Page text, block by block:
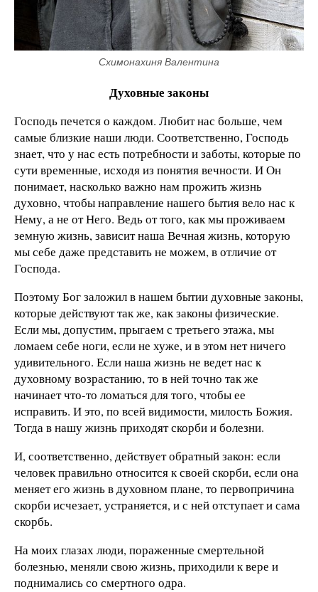
Схимонахиня Валентина
Духовные законы
Господь печется о каждом. Любит нас больше, чем
самые близкие наши люди. Соответственно, Господь
знает, что у нас есть потребности и заботы, которые по
сути временные, исходя из понятия вечности. И Он
понимает, насколько важно нам прожить жизнь
духовно, чтобы направление нашего бытия вело нас к
Нему, а не от Него. Ведь от того, как мы проживаем
земную жизнь, зависит наша Вечная жизнь, которую
мы себе даже представить не можем, в отличие от
Господа.
Поэтому Бог заложил в нашем бытии духовные законы,
которые действуют так же, как законы физические.
Если мы, допустим, прыгаем с третьего этажа, мы
ломаем себе ноги, если не хуже, и в этом нет ничего
удивительного. Если наша жизнь не ведет нас к
духовному возрастанию, то в ней точно так же
начинает что-то ломаться для того, чтобы ее
исправить. И это, по всей видимости, милость Божия.
Тогда в нашу жизнь приходят скорби и болезни.
И, соответственно, действует обратный закон: если
человек правильно относится к своей скорби, если она
меняет его жизнь в духовном плане, то первопричина
скорби исчезает, устраняется, и с ней отступает и сама
скорбь.
На моих глазах люди, пораженные смертельной
болезнью, меняли свою жизнь, приходили к вере и
поднимались со смертного одра.